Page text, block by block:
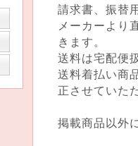
請求書、振替
メーカーより
きます。
送料は宅配便
送料着払い商
正させていた
掲載商品以外